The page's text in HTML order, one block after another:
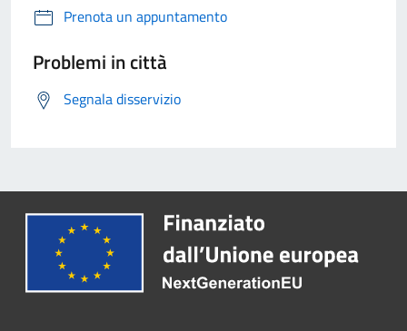
Prenota un appuntamento
Problemi in città
Segnala disservizio